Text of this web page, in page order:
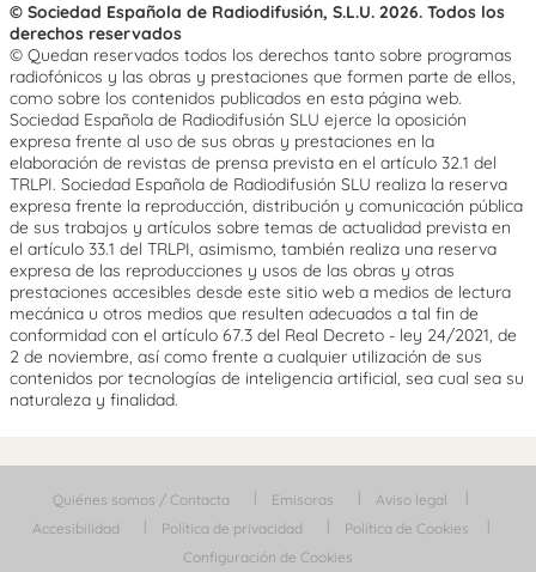
© Sociedad Española de Radiodifusión, S.L.U. 2026. Todos los
derechos reservados
© Quedan reservados todos los derechos tanto sobre programas
radiofónicos y las obras y prestaciones que formen parte de ellos,
como sobre los contenidos publicados en esta página web.
Sociedad Española de Radiodifusión SLU ejerce la oposición
expresa frente al uso de sus obras y prestaciones en la
elaboración de revistas de prensa prevista en el artículo 32.1 del
TRLPI. Sociedad Española de Radiodifusión SLU realiza la reserva
expresa frente la reproducción, distribución y comunicación pública
de sus trabajos y artículos sobre temas de actualidad prevista en
el artículo 33.1 del TRLPI, asimismo, también realiza una reserva
expresa de las reproducciones y usos de las obras y otras
prestaciones accesibles desde este sitio web a medios de lectura
mecánica u otros medios que resulten adecuados a tal fin de
conformidad con el artículo 67.3 del Real Decreto - ley 24/2021, de
2 de noviembre, así como frente a cualquier utilización de sus
contenidos por tecnologías de inteligencia artificial, sea cual sea su
naturaleza y finalidad.
Quiénes somos / Contacta Emisoras
Aviso legal
Accesibilidad
Política de privacidad
Política de Cookies
Configuración de Cookies